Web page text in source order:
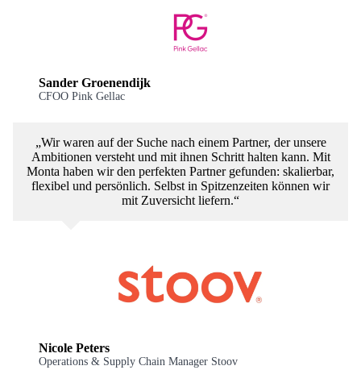
Sander Groenendijk
CFOO Pink Gellac
„Wir waren auf der Suche nach einem Partner, der unsere
Ambitionen versteht und mit ihnen Schritt halten kann. Mit
Monta haben wir den perfekten Partner gefunden: skalierbar,
flexibel und persönlich. Selbst in Spitzenzeiten können wir
mit Zuversicht liefern.“
Nicole Peters
Operations & Supply Chain Manager Stoov